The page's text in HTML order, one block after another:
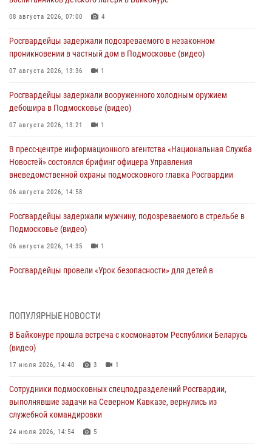
08 августа 2026, 07:00 4
Росгвардейцы задержали подозреваемого в незаконном
проникновении в частный дом в Подмосковье (видео)
07 августа 2026, 13:36 1
Росгвардейцы задержали вооруженного холодным оружием
дебошира в Подмосковье (видео)
07 августа 2026, 13:21 1
В пресс-центре информационного агентства «Национальная Служба
Новостей» состоялся брифинг офицера Управления
вневедомственной охраны подмосковного главка Росгвардии
06 августа 2026, 14:58
Росгвардейцы задержали мужчину, подозреваемого в стрельбе в
Подмосковье (видео)
06 августа 2026, 14:35 1
Росгвардейцы провели «Урок безопасности» для детей в
подозреваемые в организации незаконной миграции и
изготовлении поддельных документов (видео)
05 августа 2026, 15:48
Сотрудники спецподразделения подмосковного главка Росгвардии
отработали навыки огневой подготовки на комплексных учениях
04 августа 2026, 12:21
ПОПУЛЯРНЫЕ НОВОСТИ
В Байконуре прошла встреча с космонавтом Республики Беларусь
(видео)
17 июля 2026, 14:40 3 1
Сотрудники подмосковных спецподразделений Росгвардии,
выполнявшие задачи на Северном Кавказе, вернулись из
служебной командировки
24 июля 2026, 14:54 5